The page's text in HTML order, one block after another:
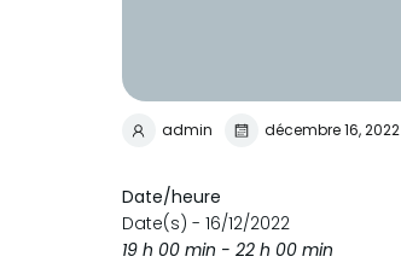
admin décembre 16, 2022
Date/heure
Date(s) - 16/12/2022
19 h 00 min - 22 h 00 min